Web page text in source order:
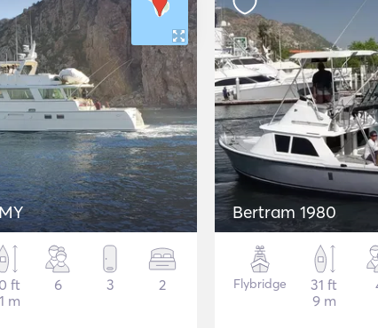
ft
m
6 3 2
Bertram 1980
Flybridge
31 ft
9 m